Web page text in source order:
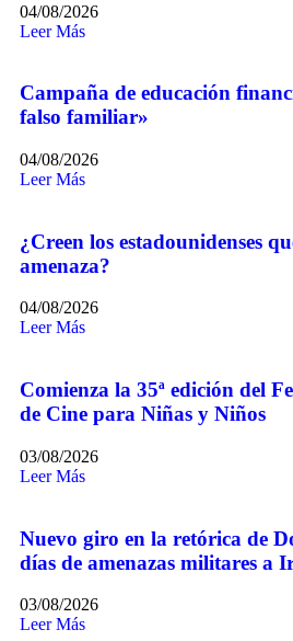
04/08/2026
Leer Más
Campaña de educación
falso familiar»
04/08/2026
Leer Más
¿Creen los estadounidenses
amenaza?
04/08/2026
Leer Más
Comienza la 35ª edición del
de Cine para Niñas y Niños
03/08/2026
Leer Más
Nuevo giro en la retórica de
días de amenazas militares a
03/08/2026
Leer Más